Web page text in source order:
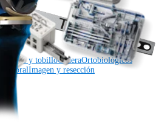
Pie y tobilloCaderaOrtobiológicos
Imagen y resección